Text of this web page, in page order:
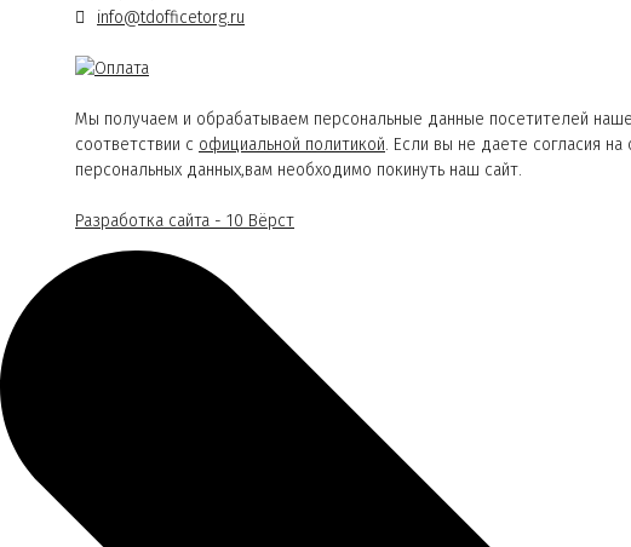
info@tdofficetorg.ru
Мы получаем и обрабатываем персональные данные посетителей
соответствии с официальной политикой. Если вы не даете согласия на
персональных данных,вам необходимо покинуть наш сайт.
Разработка сайта - 10 Вёрст